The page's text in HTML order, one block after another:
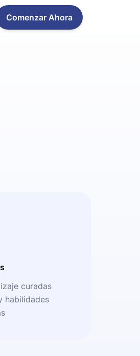
Comenzar Ahora
curadas
habilidades